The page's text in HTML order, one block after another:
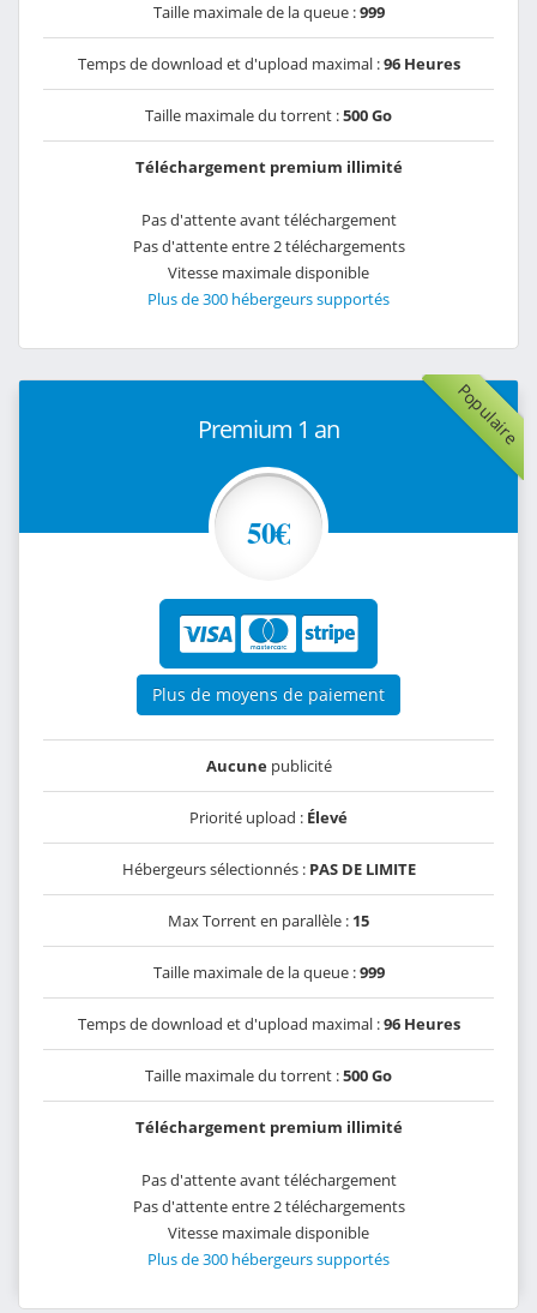
Taille maximale de la queue :999
Temps de download et d'upload maximal :96 Heures
Taille maximale du torrent :500 Go
Téléchargement premium illimité
Pas d'attente avant téléchargement
Pas d'attente entre 2 téléchargements
Vitesse maximale disponible
Plus de 300 hébergeurs supportés
Populaire
Premium 1 an
50€
Plus de moyens de paiement
Aucunepublicité
Priorité upload : Élevé
Hébergeurs sélectionnés : PAS DE LIMITE
Max Torrent en parallèle : 15
Taille maximale de la queue :999
Temps de download et d'upload maximal :96 Heures
Taille maximale du torrent :500 Go
Téléchargement premium illimité
Pas d'attente avant téléchargement
Pas d'attente entre 2 téléchargements
Vitesse maximale disponible
Plus de 300 hébergeurs supportés